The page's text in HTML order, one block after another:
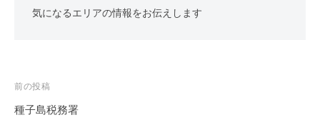
気になるエリアの情報をお伝えします
投
稿
前の投稿
種子島税務署